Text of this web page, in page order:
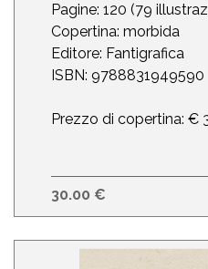
Pagine: 120 (79
Copertina: morbida
Editore: Fantigrafica
ISBN: 9788831949590
Prezzo di copertina: €
30.00 €